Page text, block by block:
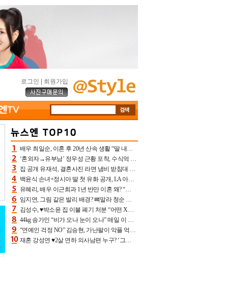
로그인 회원가입
배우 최일순, 이혼 후 20년 산속 생활 “딸 내가 버렸다고 원망‥맘 아파”(특종)[어제TV]
‘혼외자→유부남’ 정우성 근황 포착, 수식억 해킹 피해 후배 만났다 “존경하는”
집 공개 유재석, 결혼사진 라면 냄비 받침대 되고 분노‥가족사진도 피해(놀뭐)[어제TV]
백윤식 손녀+정시아 딸 첫 유화 공개, LA 아트쇼→서울국제조각페스타 작가다운 수준급 실력
유혜리, 배우 이근희과 1년 반만 이혼 왜? “식칼 꽂고 의자 던져” 충격 폭로(특종)[어제TV]
임지연, 그림 같은 발리 배경? 뼈말라 청순 비키니 핏에 상대 안 되네
김성수, ♥박소윤 집 이불 폐기 처분 “어떤 X이랑 썼을지 몰라” 질투(신랑수업2)[어제TV]
44kg 송가인 “비가 오나 눈이 오나” 매일 이 운동, 허벅지 근육량 상승+체지방 감소
“연예인 걱정 NO” 김승현, 가난팔이 악플 억울할만‥아내+딸과 日 여행
재혼 강성연 ♥2살 연하 의사남편 누구? ‘그알’ 자문의에 훈남 비주얼 초엘리트 스펙 [종합]